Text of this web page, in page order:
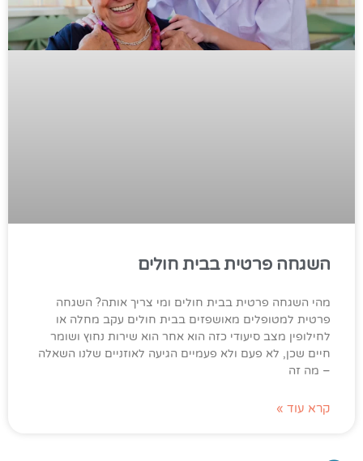
השגחה פרטית בבית חולים
מהי השגחה פרטית בבית חולים ומי צריך אותה? השגחה
פרטית למטופלים מאושפזים בבית חולים עקב מחלה או
לחילופין מצב סיעודי כזה הוא אחר הוא שירות נחוץ ושומר
חיים שכן, לא פעם ולא פעמיים הגיעה לאוזניים שלנו השאלה
– מה זה
קרא עוד »